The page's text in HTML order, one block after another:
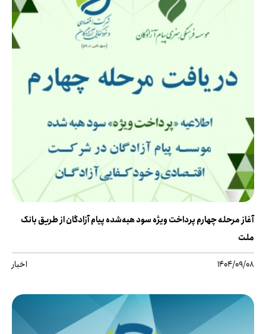
آغاز مرحله چهارم پرداخت ویژه سود هبه‌شده پیام آزادگان از طریق بانک
ملت
1404/09/08 اخبار